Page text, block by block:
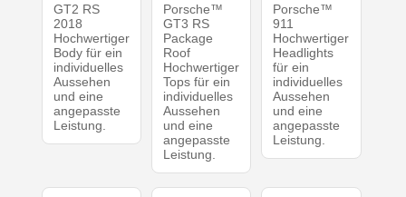
GT2 RS
2018
Hochwertiger
Body für ein
individuelles
Aussehen
und eine
angepasste
Leistung.
Porsche™
GT3 RS
Package
Roof
Hochwertiger
Tops für ein
individuelles
Aussehen
und eine
angepasste
Leistung.
Porsche™
911
Hochwertiger
Headlights
für ein
individuelles
Aussehen
und eine
angepasste
Leistung.